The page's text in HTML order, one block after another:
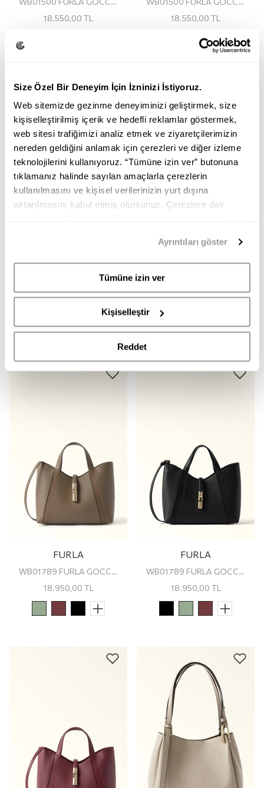
Size Özel Bir Deneyim İçin İzninizi İstiyoruz.
Web sitemizde gezinme deneyiminizi geliştirmek, size
kişiselleştirilmiş içerik ve hedefli reklamlar göstermek,
web sitesi trafiğimizi analiz etmek ve ziyaretçilerimizin
nereden geldiğini anlamak için çerezleri ve diğer izleme
teknolojilerini kullanıyoruz. “Tümüne izin ver” butonuna
tıklamanız halinde sayılan amaçlarla çerezlerin
kullanılmasını ve kişisel verilerinizin yurt dışına
aktarılmasını kabul etmiş olursunuz. Çerezlere dair
buradanerişebilirsiniz.
Ayrıntıları göster
Tümüne izin ver
Kişiselleştir
Reddet
18.550,00 TL
18.550,00 TL
FURLA
WB01789 FURLA GOCCIA S TOTE
18.950,00 TL
FURLA
WB01789 FURLA GOCCIA S TOTE
18.950,00 TL